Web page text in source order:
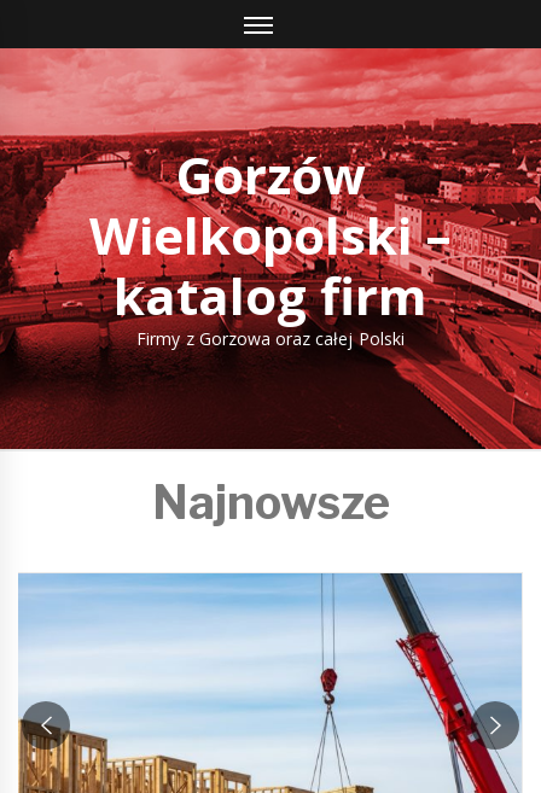
to
content
Gorzów
Wielkopolski –
katalog firm
Firmy z Gorzowa oraz całej Polski
Najnowsze